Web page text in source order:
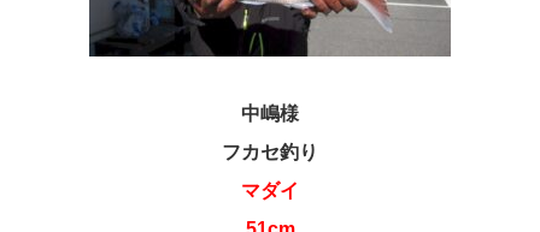
中嶋様
フカセ釣り
マダイ